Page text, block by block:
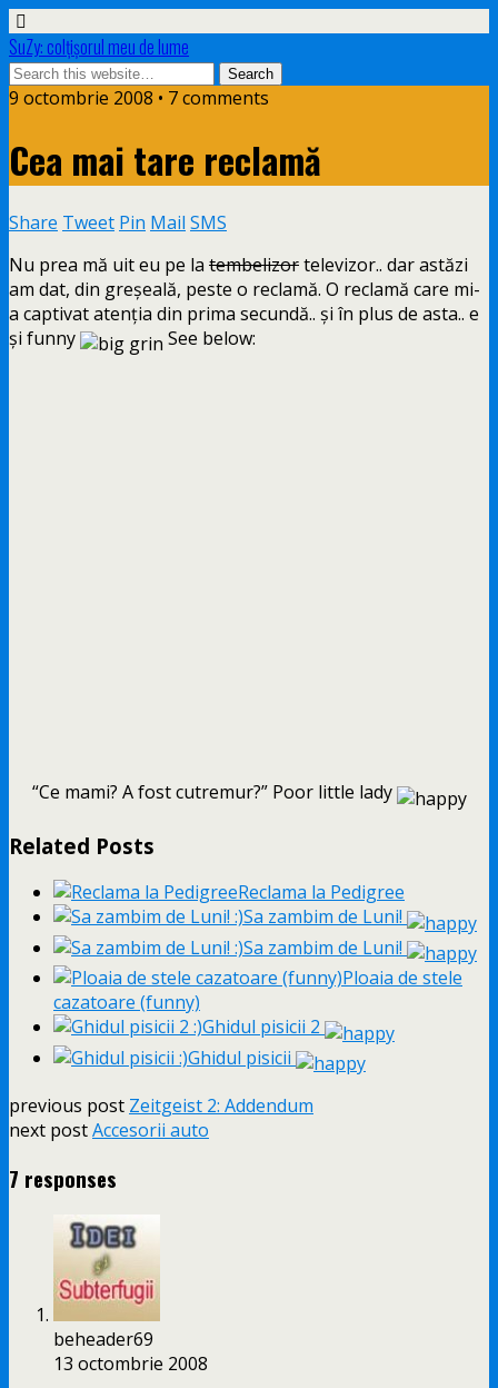
SuZy: colţişorul meu de lume
9 octombrie 2008 • 7 comments
Cea mai tare reclamă
Share Tweet Pin Mail SMS
Nu prea mă uit eu pe la tembelizortelevizor.. dar astăzi
am dat, din greşeală, peste o reclamă. O reclamă care mi-
a captivat atenţia din prima secundă.. şi în plus de asta.. e
şi funny
See below:
“Ce mami? A fost cutremur?” Poor little lady
Related Posts
Reclama la Pedigree
Sa zambim de Luni!
Sa zambim de Luni!
Ploaia de stele
cazatoare (funny)
Ghidul pisicii 2
Ghidul pisicii
previous post Zeitgeist 2: Addendum
next postAccesorii auto
7 responses
beheader69
13 octombrie 2008